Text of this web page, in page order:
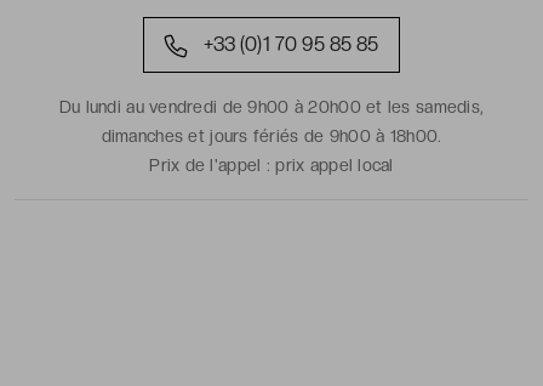
+33 (0)1 70 95 85 85
Du lundi au vendredi de 9h00 à 20h00 et les samedis,
dimanches et jours fériés de 9h00 à 18h00.
Prix de l'appel :prix appel local